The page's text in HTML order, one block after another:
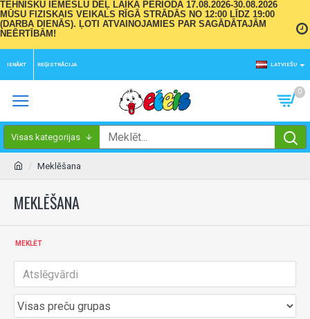
TEHNISKU IEMESLU DĒĻ LAIKA PERIODĀ 17.08.2026-30.08.2026
MŪSU FIZISKAIS VEIKALS RĪGĀ STRĀDĀS NO 12:00 LĪDZ 19:00
(DARBA DIENĀS). ĻOTI ATVAINOJAMIES PAR SAGĀDĀTAJĀM
NEĒRTĪBĀM!
IENĀKT REĢISTRĀCIJA LATVIEŠU
0
Visas kategorijas
Meklēšana
MEKLĒŠANA
MEKLĒT